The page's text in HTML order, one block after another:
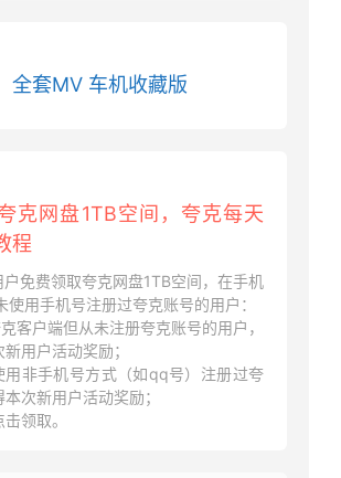
全套MV 车机收藏版
克网盘1TB空间，夸克每天
程
免费领取夸克网盘1TB空间，在手机
用手机号注册过夸克账号的用户：
客户端但从未注册夸克账号的用户，
用户活动奖励；
用非手机号方式（如qq号）注册过夸
次新用户活动奖励；
领取。